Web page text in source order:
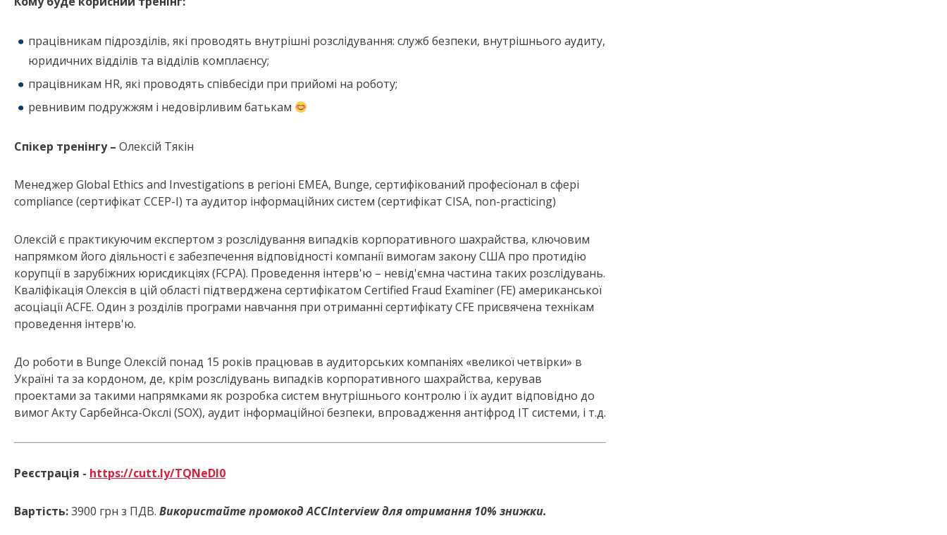
працівникам підрозділів, які проводять внутрішні розслідування: служб безпеки, внутрішнього аудиту,
юридичних відділів та відділів комплаєнсу;
працівникам HR, які проводять співбесіди при прийомі на роботу;
ревнивим подружжям і недовірливим батькам
Спікер тренінгу – Олексій Тякін
Менеджер Global Ethics and Investigations в регіоні EMEA, Bunge, сертифікований професіонал в сфері
compliance (сертифікат CCEP-I) та аудитор інформаційних систем (сертифікат CISA, non-practicing)
Олексій є практикуючим експертом з розслідування випадків корпоративного шахрайства, ключовим
напрямком його діяльності є забезпечення відповідності компанії вимогам закону США про протидію
корупції в зарубіжних юрисдикціях (FCPA). Проведення інтерв'ю – невід'ємна частина таких розслідувань.
Кваліфікація Олексія в цій області підтверджена сертифікатом Certified Fraud Examiner (FE) американської
асоціації ACFE. Один з розділів програми навчання при отриманні сертифікату CFE присвячена технікам
проведення інтерв'ю.
До роботи в Bunge Олексій понад 15 років працював в аудиторських компаніях «великої четвірки» в
Україні та за кордоном, де, крім розслідувань випадків корпоративного шахрайства, керував
проектами за такими напрямками як розробка систем внутрішнього контролю і їх аудит відповідно до
вимог Акту Сарбейнса-Окслі (SOX), аудит інформаційної безпеки, впровадження антіфрод ІТ системи, і т.д.
Реєстрація - https://cutt.ly/TQNeDI0
Вартість:3900 грн з ПДВ. Використайте промокодACCInterviewдля отримання 10% знижки.